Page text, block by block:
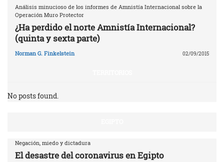
Análisis minucioso de los informes de Amnistía Internacional sobre la
Operación Muro Protector
¿Ha perdido el norte Amnistía Internacional?
(quinta y sexta parte)
Norman G. Finkelstein 02/09/2015
No posts found.
Negación, miedo y dictadura
El desastre del coronavirus en Egipto